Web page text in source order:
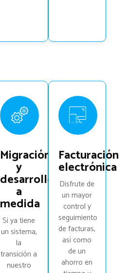
Migración
y
desarrollo
a
medida
Si ya tiene
un sistema,
la
transición a
nuestro
Facturación
electrónica
Disfrute de
un mayor
control y
seguimiento
de facturas,
así como
de un
ahorro en